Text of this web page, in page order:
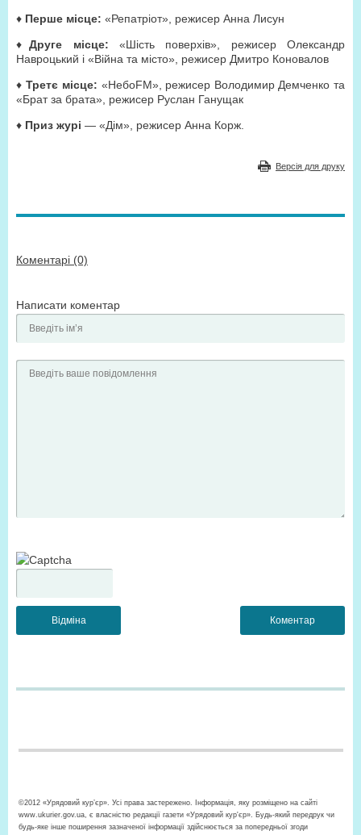
♦ Перше місце: «Репатріот», режисер Анна Лисун
♦Друге місце: «Шість поверхів», режисер Олександр
Навроцький і «Війна та місто», режисер Дмитро Коновалов
♦Третє місце: «НебоFM», режисер Володимир Демченко та
«Брат за брата», режисер Руслан Ганущак
♦ Приз журі — «Дім», режисер Анна Корж.
Версія для друку
Коментарі (0)
Написати коментар
©2012 «Урядовий кур’єр». Усі права застережено. Інформація, яку розміщено на сайті
www.ukurier.gov.ua, є власністю редакції газети «Урядовий кур'єр». Будь-який передрук чи
будь-яке інше поширення зазначеної інформації здійснюється за попередньої згоди